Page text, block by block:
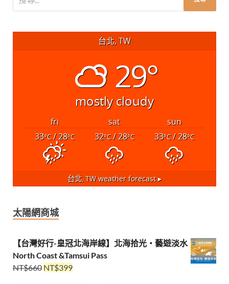
台北, TW
29°
mostly cloudy
fri sat
sun
33°C/ 28°C 32°C/ 28°C 33°C/ 28°C
台北, TWweather forecast ▸
太陽網商城
【台灣好行-皇冠北海岸線】北海拾光・藝遊淡水
North Coast &Tamsui Pass
NT$660 NT$399